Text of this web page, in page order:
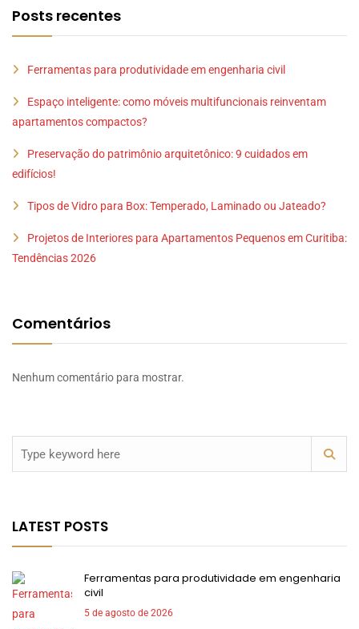
Posts recentes
Ferramentas para produtividade em engenharia civil
Espaço inteligente: como móveis multifuncionais reinventam
apartamentos compactos?
Preservação do patrimônio arquitetônico: 9 cuidados em
edifícios!
Tipos de Vidro para Box: Temperado, Laminado ou Jateado?
Projetos de Interiores para Apartamentos Pequenos em Curitiba:
Tendências 2026
Comentários
Nenhum comentário para mostrar.
LATEST POSTS
Ferramentas para produtividade em engenharia
civil
5 de agosto de 2026